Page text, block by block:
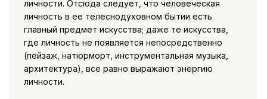
личности. Отсюда следует, что человеческая
личность в ее телеснодуховном бытии есть
главный предмет искусства; даже те искусства,
где личность не появляется непосредственно
(пейзаж, натюрморт, инструментальная музыка,
архитектура), все равно выражают энергию
личности.